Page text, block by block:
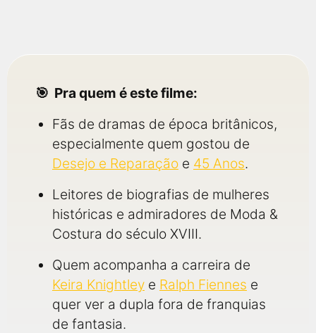
Pra quem é este filme:
Fãs de dramas de época britânicos,
especialmente quem gostou de
Desejo e Reparação e 45 Anos.
Leitores de biografias de mulheres
históricas e admiradores de Moda &
Costura do século XVIII.
Quem acompanha a carreira de
Keira Knightley e Ralph Fiennes e
quer ver a dupla fora de franquias
de fantasia.